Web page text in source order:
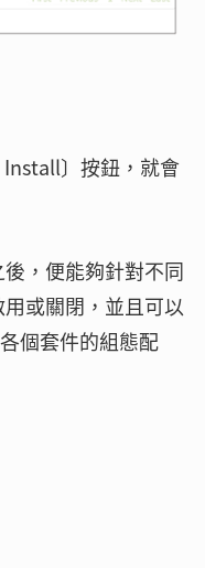
〕按鈕，就會
，便能夠針對不同
或關閉，並且可以
個套件的組態配